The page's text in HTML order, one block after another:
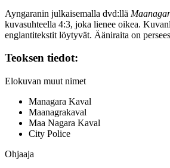
Ayngaranin julkaisemalla dvd:llä
kuvasuhteella 4:3, joka lienee oikea.
englantitekstit löytyvät. Ääniraita on
Teoksen tiedot:
Elokuvan muut nimet
Managara Kaval
Maanagrakaval
Maa Nagara Kaval
City Police
Ohjaaja